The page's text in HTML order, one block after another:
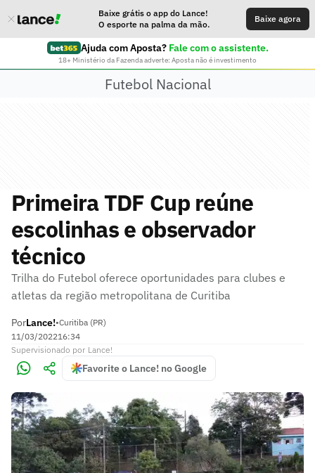
Baixe grátis o app do Lance!
O esporte na palma da mão.
Baixe agora
Ajuda com Aposta? Fale com o assistente.
18+ Ministério da Fazenda adverte: Aposta não é investimento
Futebol Nacional
Primeira TDF Cup reúne
escolinhas e observador
técnico
Trilha do Futebol oferece oportunidades para clubes e
atletas da região metropolitana de Curitiba
PorLance!•Curitiba (PR)
11/03/202216:34
Supervisionado por Lance!
Favorite o Lance! no Google